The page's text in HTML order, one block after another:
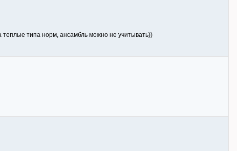
типа норм, ансамбль можно не учитывать))